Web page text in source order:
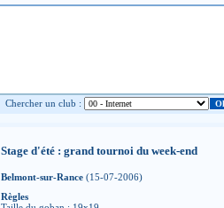
Chercher un club :
Stage d'été : grand tournoi du week-end
Belmont-sur-Rance (15-07-2006)
Règles